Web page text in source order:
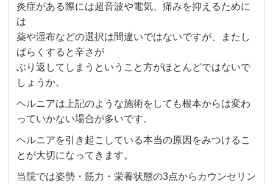
炎症がある際には超音波や電気、痛みを抑えるために
は
薬や湿布などの選択は間違いではないですが、またし
ばらくすると辛さが
ぶり返してしまうということ方がほとんどではないで
しょうか。
ヘルニアは上記のような施術をしても根本からは変わ
っていかない場合が多いです。
ヘルニアを引き起こしている本当の原因をみつけるこ
とが大切になってきます。
当院では姿勢・筋力・栄養状態の3点からカウンセリン